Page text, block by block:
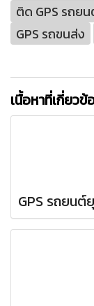
ติด GPS รถย
GPS รถขนส่ง
เนื้อหาที่เกี่ยวข้
GPS รถยนต์